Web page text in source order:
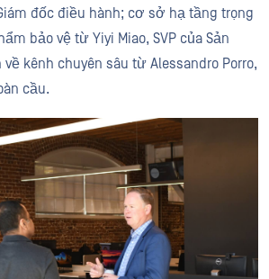
đốc điều hành; cơ sở hạ tầng trọng
bảo vệ từ Yiyi Miao, SVP của Sản
kênh chuyên sâu từ Alessandro Porro,
cầu.